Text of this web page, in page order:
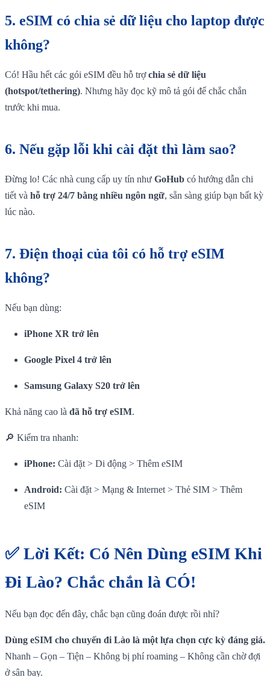
5. eSIM có chia sẻ dữ liệu cho laptop được
không?
Có! Hầu hết các gói eSIM đều hỗ trợchia sẻ dữ liệu
(hotspot/tethering). Nhưng hãy đọc kỹ mô tả gói để chắc chắn
trước khi mua.
6. Nếu gặp lỗi khi cài đặt thì làm sao?
Đừng lo! Các nhà cung cấp uy tín như GoHub có hướng dẫn chi
tiết và hỗ trợ 24/7 bằng nhiều ngôn ngữ, sẵn sàng giúp bạn bất kỳ
lúc nào.
7. Điện thoại của tôi có hỗ trợ eSIM
không?
Nếu bạn dùng:
iPhone XR trở lên
Google Pixel 4 trở lên
Samsung Galaxy S20 trở lên
Khả năng cao là đã hỗ trợ eSIM.
🔎 Kiểm tra nhanh:
iPhone: Cài đặt > Di động > Thêm eSIM
Android: Cài đặt > Mạng & Internet > Thẻ SIM > Thêm
eSIM
✅ Lời Kết: Có Nên Dùng eSIM Khi
Đi Lào? Chắc chắn là CÓ!
Nếu bạn đọc đến đây, chắc bạn cũng đoán được rồi nhỉ?
Dùng eSIM cho chuyến đi Lào là một lựa chọn cực kỳ đáng giá.
Nhanh – Gọn – Tiện – Không bị phí roaming – Không cần chờ đợi
ở sân bay.